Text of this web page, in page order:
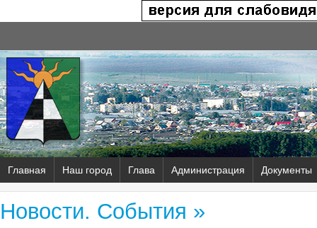
Главная Наш город Глава Администрация Документы
Новости. События »